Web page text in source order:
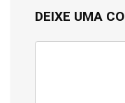
DEIXE UMA